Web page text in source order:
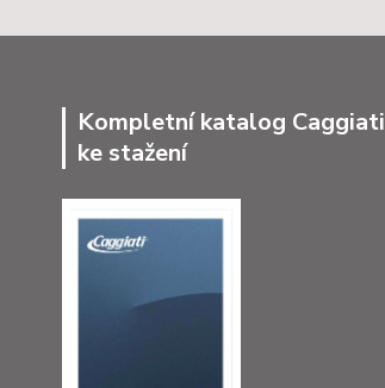
Kompletní katalog Caggiati
ke stažení